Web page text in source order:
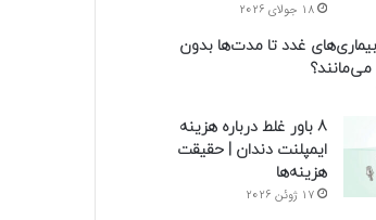
18 جولای 2026
بیماری‌های غدد تا مدت‌ها بدون
8 باور غلط درباره هزینه
ایمپلنت دندان | حقیقت
هزینه‌ها
17 ژوئن 2026